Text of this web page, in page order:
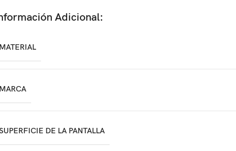
Adicional:
DE LA PANTALLA